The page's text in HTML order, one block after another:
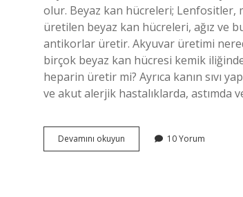
olur. Beyaz kan hücreleri; Lenfositler,
üretilen beyaz kan hücreleri, ağız ve
antikorlar üretir. Akyuvar üretimi
birçok beyaz kan hücresi kemik
heparin üretir mi? Ayrıca kanın sıvı
ve akut alerjik hastalıklarda, astımda
Devamını okuyun Akyuvar
Kim
10 Yorum